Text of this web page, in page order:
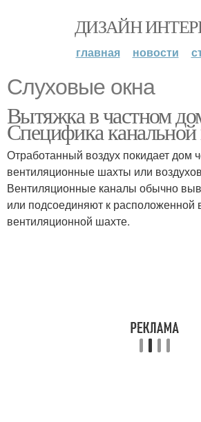
ДИЗАЙН
главная новости
Слуховые окна
Вытяжка в частном
Специфика
Отработанный воздух покидает дом
вентиляционные шахты или
Вентиляционные каналы обычно
или подсоединяют к расположенной
вентиляционной шахте.